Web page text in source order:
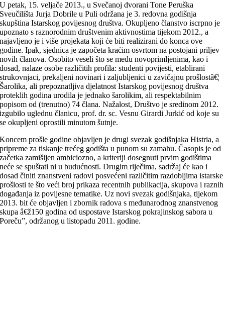
U petak, 15. veljače 2013., u Svečanoj dvorani Tone Peruška
Sveučilišta Jurja Dobrile u Puli održana je 3. redovna godišnja
skupština Istarskog povijesnog društva. Okupljeno članstvo iscrpno je
upoznato s raznorodnim društvenim aktivnostima tijekom 2012., a
najavljeno je i više projekata koji će biti realizirani do konca ove
godine. Ipak, sjednica je započeta kraćim osvrtom na postojani priljev
novih članova. Osobito veseli što se među novoprimljenima, kao i
dosad, nalaze osobe različitih profila: studenti povijesti, etablirani
strukovnjaci, prekaljeni novinari i zaljubljenici u zavičajnu prošlostâ€¦
Šarolika, ali prepoznatljiva djelatnost Istarskog povijesnog društva
proteklih godina urodila je jednako šarolikim, ali respektabilnim
popisom od (trenutno) 74 člana. Nažalost, Društvo je sredinom 2012.
izgubilo uglednu članicu, prof. dr. sc. Vesnu Girardi Jurkić od koje su
se okupljeni oprostili minutom šutnje.
Koncem prošle godine objavljen je drugi svezak godišnjaka Histria, a
pripreme za tiskanje trećeg godišta u punom su zamahu. Časopis je od
začetka zamišljen ambiciozno, a kriteriji dosegnuti prvim godištima
neće se spuštati ni u budućnosti. Drugim riječima, sadržaj će kao i
dosad činiti znanstveni radovi posvećeni različitim razdobljima istarske
prošlosti te što veći broj prikaza recentnih publikacija, skupova i raznih
događanja iz povijesne tematike. Uz novi svezak godišnjaka, tijekom
2013. bit će objavljen i zbornik radova s međunarodnog znanstvenog
skupa â€ž150 godina od uspostave Istarskog pokrajinskog sabora u
Poreču”, održanog u listopadu 2011. godine.